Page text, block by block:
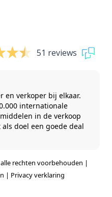
51 reviews
en verkoper bij elkaar.
internationale
in de verkoop
doel een goede deal
rechten voorbehouden |
| Privacy verklaring